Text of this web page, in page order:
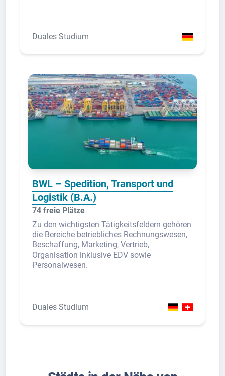
Duales Studium
BWL – Spedition, Transport und
Logistik (B.A.)
74 freie Plätze
Zu den wichtigsten Tätigkeitsfeldern gehören
die Bereiche betriebliches Rechnungswesen,
Beschaffung, Marketing, Vertrieb,
Organisation inklusive EDV sowie
Personalwesen.
Duales Studium